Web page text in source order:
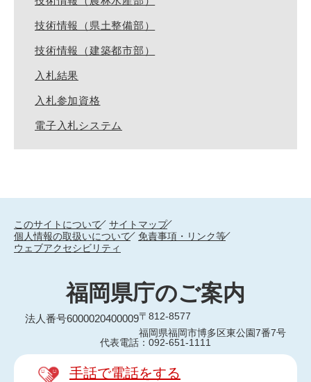
技術情報（県土整備部）
技術情報（建築都市部）
入札結果
入札参加資格
電子入札システム
このサイトについて
サイトマップ
個人情報の取扱いについて
免責事項・リンク等
ウェブアクセシビリティ
福岡県庁のご案内
法人番号6000020400009〒812-8577
福岡県福岡市博多区東公園7番7号
代表電話：092-651-1111
手話で電話をする